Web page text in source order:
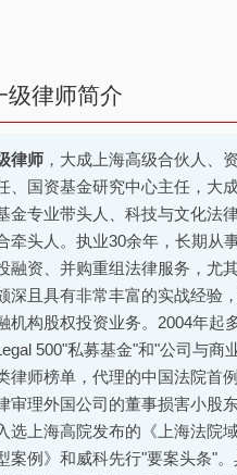
级律师简介
律师 ，大成上海高级合伙人、
、国资基金研究中心主任，大
金专业带头人、科技与文化法
牵头人。执业30余年，长期从
融资、并购重组法律服务，尤
深且具有非常丰富的实战经验
机构股权投资业务。2004年起
500"私募基金"和"公司与商
律师榜单，代理的中国法院首
审理外国公司的董事损害小股
选上海高院发布的《上海法院
案例》和威科先行"要案头条"